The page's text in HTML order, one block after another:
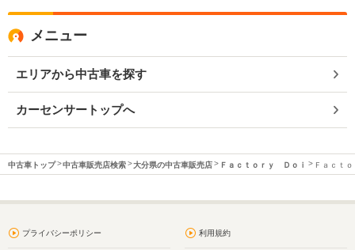
メニュー
エリアから中古車を探す
カーセンサートップへ
中古車トップ 中古車販売店検索 大分県の中古車販売店 Ｆａｃｔｏｒｙ Ｄｏｉ Ｆａｃｔ
プライバシーポリシー 利用規約